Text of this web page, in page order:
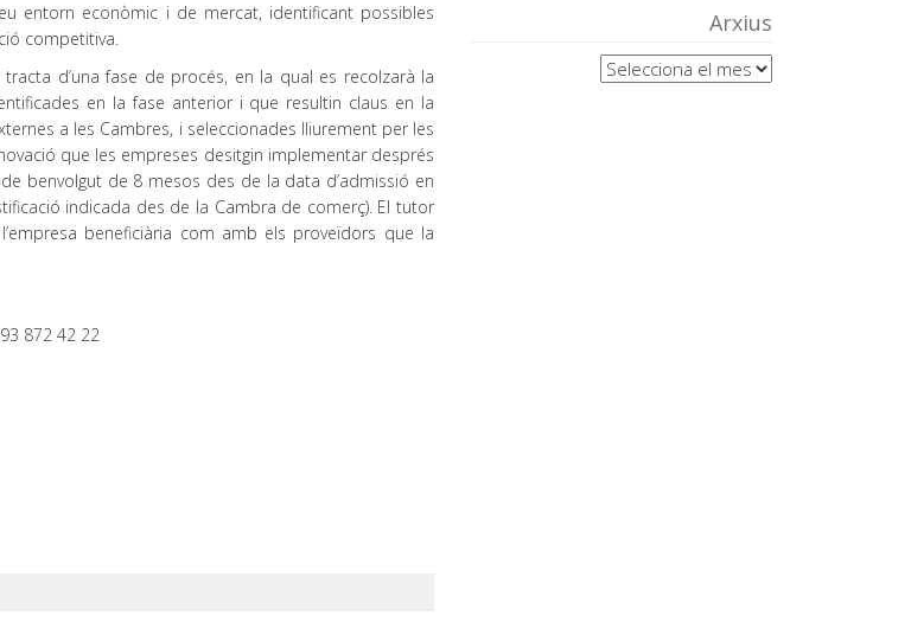
entorn econòmic i de mercat, identificant possibles
competitiva.
tracta d’una fase de procés, en la qual es recolzarà la
en la fase anterior i que resultin claus en la
a les Cambres, i seleccionades lliurement per les
que les empreses desitgin implementar després
benvolgut de 8 mesos des de la data d’admissió en
indicada des de la Cambra de comerç). El tutor
beneficiària com amb els proveïdors que la
872 42 22
Arxius
Arxius